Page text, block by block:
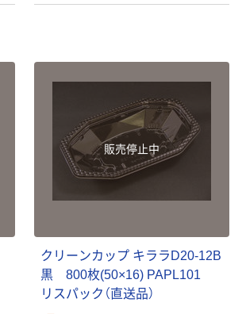
販売停止中
クリーンカップ キララD20-12B
黒 800枚(50×16) PAPL101
リスパック（直送品）